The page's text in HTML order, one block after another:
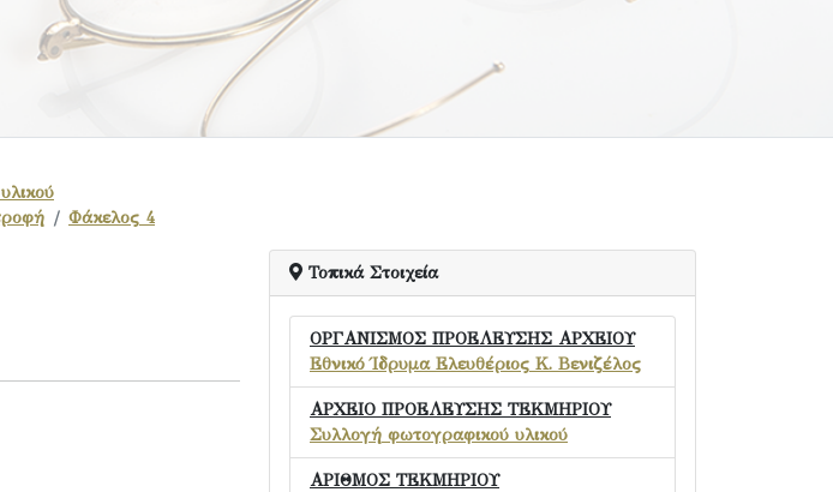
Φάκελος 4
Τοπικά Στοιχεία
ΟΡΓΑΝΙΣΜΟΣ ΠΡΟΕΛΕΥΣΗΣ ΑΡΧΕΙΟΥ
Εθνικό Ίδρυμα Ελευθέριος Κ. Βενιζέλος
ΑΡΧΕΙΟ ΠΡΟΕΛΕΥΣΗΣ ΤΕΚΜΗΡΙΟΥ
Συλλογή φωτογραφικού υλικού
ΑΡΙΘΜΟΣ ΤΕΚΜΗΡΙΟΥ